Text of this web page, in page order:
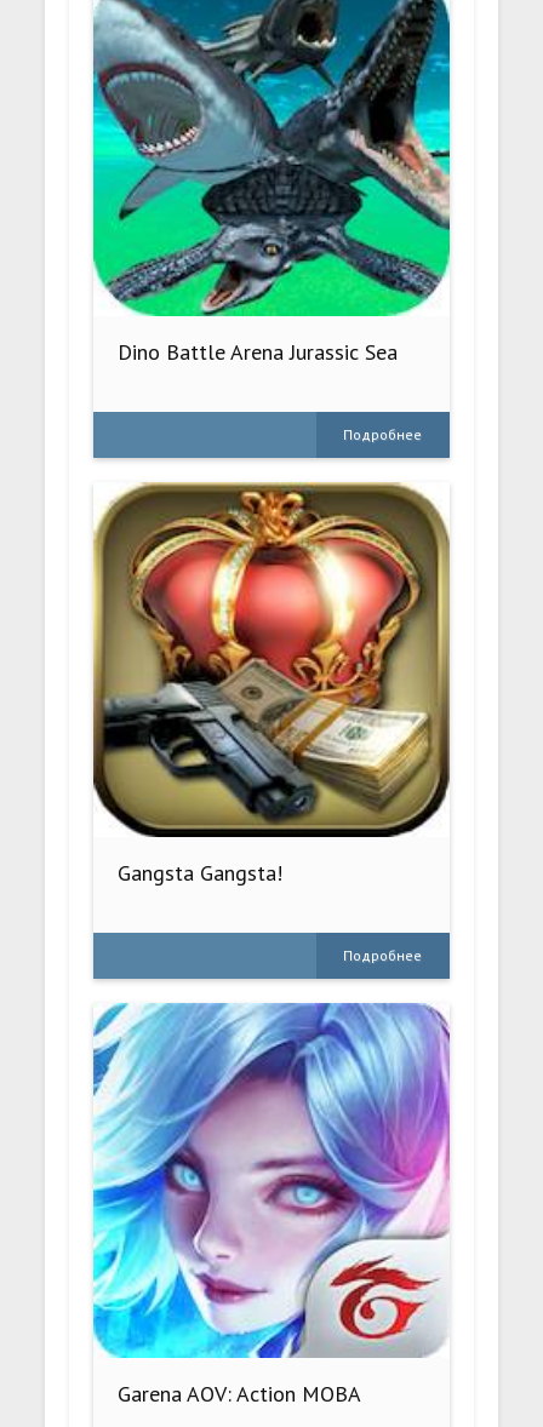
Dino Battle Arena Jurassic Sea
Подробнее
Gangsta Gangsta!
Подробнее
Garena AOV: Action MOBA